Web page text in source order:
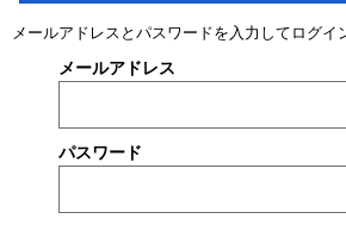
メールアドレスとパスワードを入力してログイ
メールアドレス
パスワード